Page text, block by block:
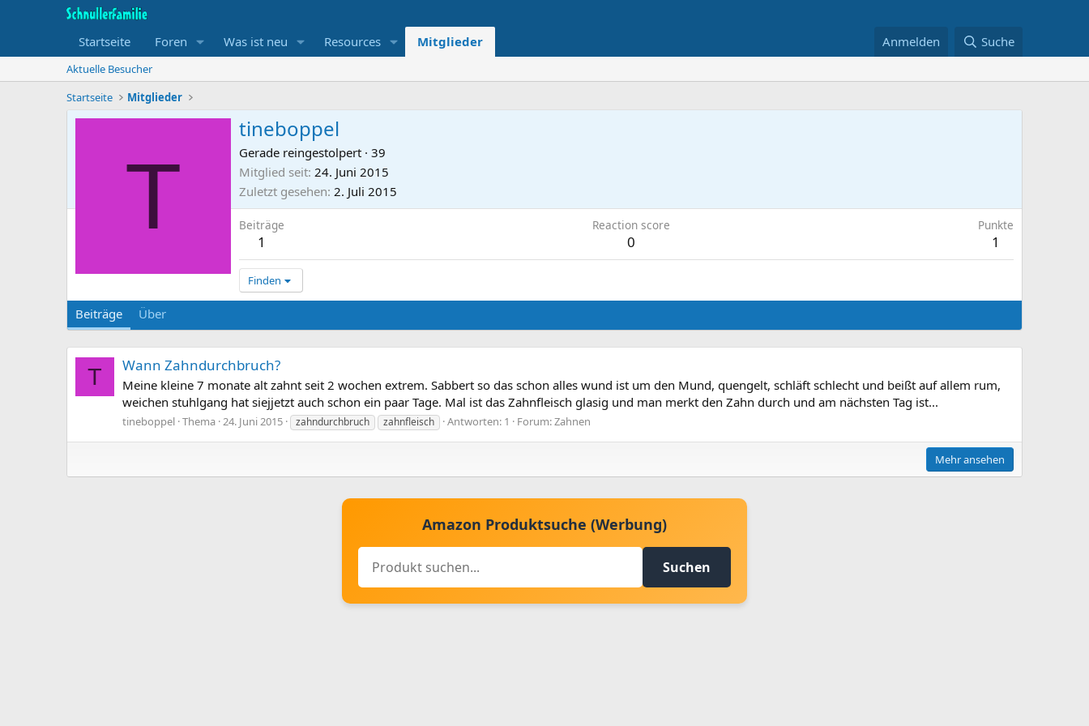
Startseite Foren Was ist neu Resources Mitglieder Anmelden Suche
Aktuelle Besucher
Startseite
Mitglieder
T
tineboppel
Gerade reingestolpert · 39
Mitglied seit 24. Juni 2015
Zuletzt gesehen 2. Juli 2015
Beiträge
1
Reaction score
0
Punkte
1
Finden
Beiträge Über
T Wann Zahndurchbruch?
Meine kleine 7 monate alt zahnt seit 2 wochen extrem. Sabbert so das schon alles wund ist um den Mund, quengelt, schläft schlecht und beißt auf allem rum,
weichen stuhlgang hat siejjetzt auch schon ein paar Tage. Mal ist das Zahnfleisch glasig und man merkt den Zahn durch und am nächsten Tag ist...
tineboppel Thema 24. Juni 2015 zahndurchbruch zahnfleisch Antworten: 1 Forum:Zahnen
Mehr ansehen
Amazon Produktsuche (Werbung)
Suchen